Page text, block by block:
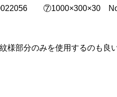
⑦1000×300×30
部分のみを使用するのも良